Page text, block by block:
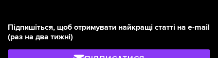
Підпишіться, щоб отримувати найкращі статті на e-mail
(раз на два тижні)